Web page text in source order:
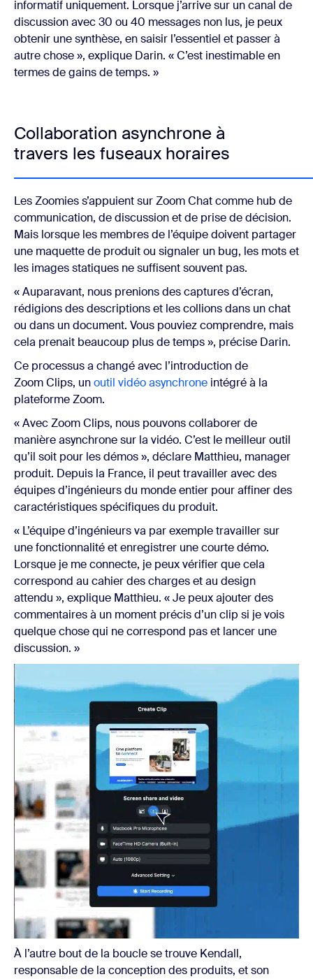
informatif uniquement. Lorsque j’arrive sur un canal de
discussion avec 30 ou 40 messages non lus, je peux
obtenir une synthèse, en saisir l’essentiel et passer à
autre chose », explique Darin. « C’est inestimable en
termes de gains de temps. »
Collaboration asynchrone à
travers les fuseaux horaires
Les Zoomies s’appuient sur Zoom Chat comme hub de
communication, de discussion et de prise de décision.
Mais lorsque les membres de l’équipe doivent partager
une maquette de produit ou signaler un bug, les mots et
les images statiques ne suffisent souvent pas.
« Auparavant, nous prenions des captures d’écran,
rédigions des descriptions et les collions dans un chat
ou dans un document. Vous pouviez comprendre, mais
cela prenait beaucoup plus de temps », précise Darin.
Ce processus a changé avec l’introduction de
Zoom Clips, unoutil vidéo asynchrone intégré à la
plateforme Zoom.
« Avec Zoom Clips, nous pouvons collaborer de
manière asynchrone sur la vidéo. C’est le meilleur outil
qu’il soit pour les démos », déclare Matthieu, manager
produit. Depuis la France, il peut travailler avec des
équipes d’ingénieurs du monde entier pour affiner des
caractéristiques spécifiques du produit.
« L’équipe d’ingénieurs va par exemple travailler sur
une fonctionnalité et enregistrer une courte démo.
Lorsque je me connecte, je peux vérifier que cela
correspond au cahier des charges et au design
attendu », explique Matthieu. « Je peux ajouter des
commentaires à un moment précis d’un clip si je vois
quelque chose qui ne correspond pas et lancer une
discussion. »
À l’autre bout de la boucle se trouve Kendall,
responsable de la conception des produits, et son